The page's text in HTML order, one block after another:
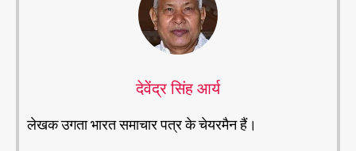
देवेंद्र सिंह आर्य
लेखक उगता भारत समाचार पत्र के चेयरमैन हैं।